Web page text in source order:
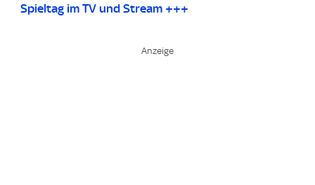
Spieltag im TV und Stream +++